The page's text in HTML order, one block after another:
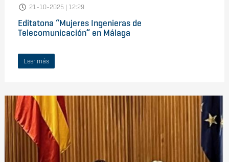
21-10-2025 | 12:29
Editatona “Mujeres Ingenieras de
Telecomunicación” en Málaga
Leer más